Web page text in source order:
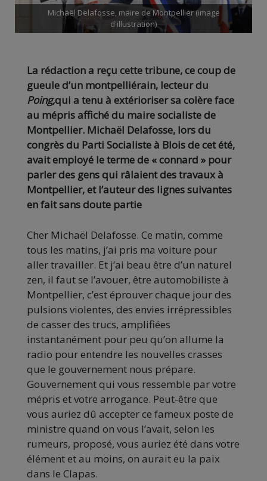
Michaël Delafosse, maire de Montpellier (image
d'illustration)
La rédaction a reçu cette tribune, ce coup de
gueule d’un montpelliérain, lecteur du
Poing,qui a tenu à extérioriser sa colère face
au mépris affiché du maire socialiste de
Montpellier. Michaël Delafosse, lors du
congrès du Parti Socialiste à Blois de cet été,
avait employé le terme de « connard » pour
parler des gens qui râlaient des travaux à
Montpellier, et l’auteur des lignes suivantes
en fait sans doute partie
Cher Michaël Delafosse. Ce matin, comme
tous les matins, j’ai pris ma voiture pour
aller travailler. Et j’ai beau être d’un naturel
zen, il faut se l’avouer, être automobiliste à
Montpellier, c’est éprouver chaque jour des
pulsions violentes, des envies irrépressibles
de casser des trucs, amplifiées
instantanément pour peu qu’on allume la
radio pour entendre les nouvelles crasses
que le gouvernement nous prépare.
Gouvernement qui vous ressemble par votre
mépris et votre arrogance. Peut-être que
vous auriez dû accepter ce fameux poste de
ministre quand on vous l’avait, selon les
rumeurs, proposé, vous auriez été dans votre
élément et au moins, on aurait eu la paix
dans le Clapas.